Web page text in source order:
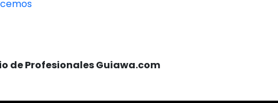
de Profesionales Guiawa.com